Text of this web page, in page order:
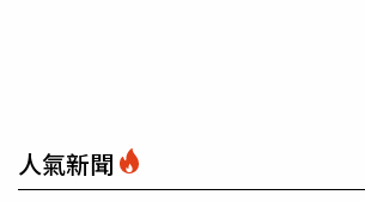
人氣新聞